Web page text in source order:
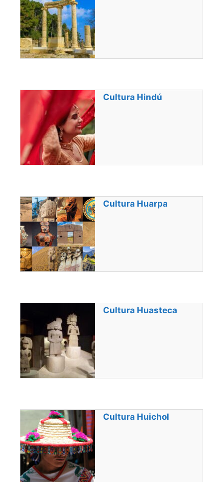
Cultura Hindú
Cultura Huarpa
Cultura Huasteca
Cultura Huichol